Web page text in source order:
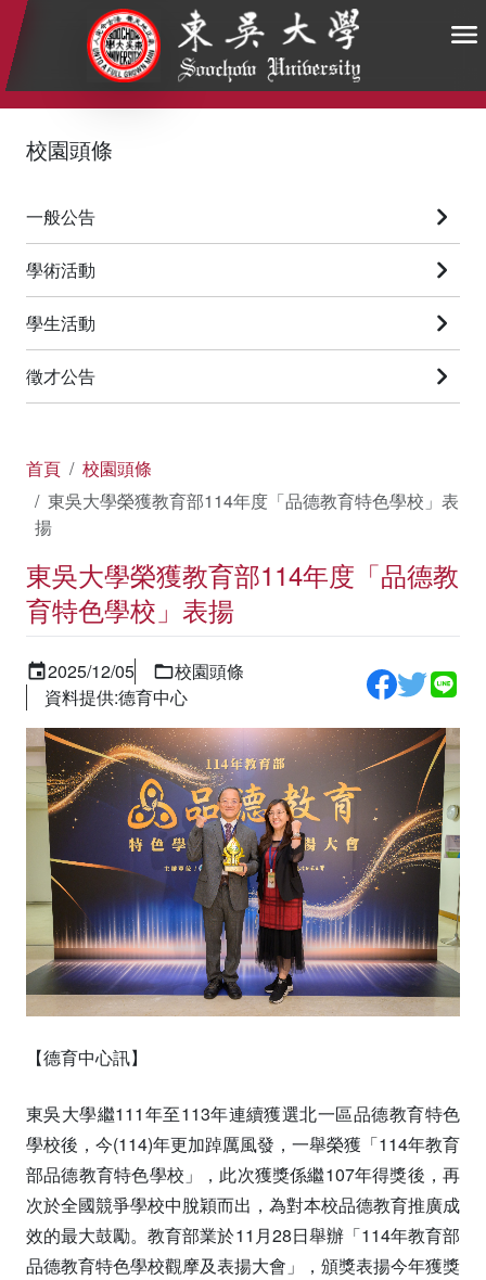
:::
校園頭條
一般公告
學術活動
學生活動
徵才公告
首頁
校園頭條
東吳大學榮獲教育部114年度「品德教育特色學校」表
揚
東吳大學榮獲教育部114年度「品德教
育特色學校」表揚
2025/12/05
校園頭條
資料提供:德育中心
【德育中心訊】
東吳大學繼111年至113年連續獲選北一區品德教育特色
學校後，今(114)年更加踔厲風發，一舉榮獲「114年教育
部品德教育特色學校」，此次獲獎係繼107年得獎後，再
次於全國競爭學校中脫穎而出，為對本校品德教育推廣成
效的最大鼓勵。教育部業於11月28日舉辦「114年教育部
品德教育特色學校觀摩及表揚大會」，頒獎表揚今年獲獎